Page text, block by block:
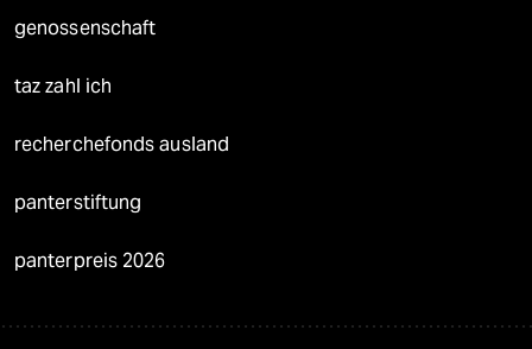
genossenschaft
taz zahl ich
recherchefonds ausland
panterstiftung
panterpreis 2026